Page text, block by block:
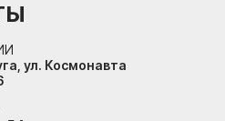
ул. Космонавта